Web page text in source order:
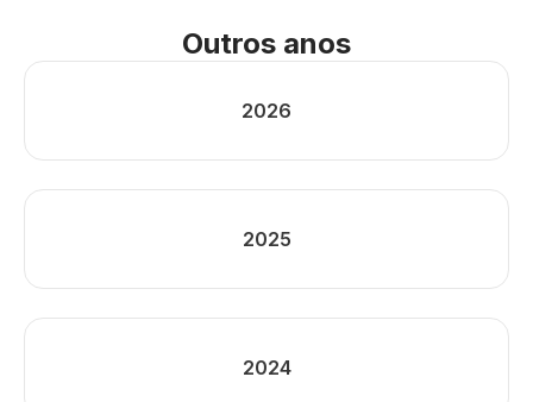
Outros anos
2026
2025
2024